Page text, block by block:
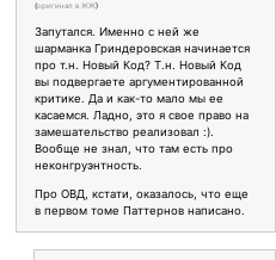
(оригинал в ЖЖ)
Запутался. Именно с ней же
шарманка Гриндеровская начинается
про т.н. Новый Код? Т.н. Новый Код
вы подвергаете аргументированной
критике. Да и как-то мало мы ее
касаемся. Ладно, это я свое право на
замешательство реализовал :).
Вообще не знал, что там есть про
неконгруэнтность.
Про ОВД, кстати, оказалось, что еще
в первом томе Паттернов написано.